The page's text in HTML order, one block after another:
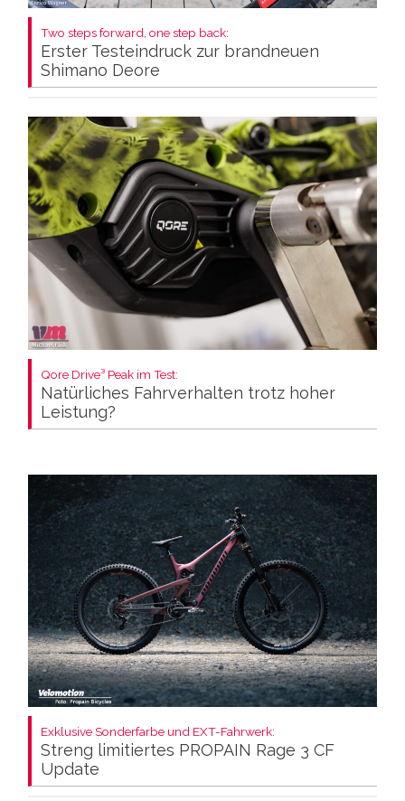
Two steps forward, one step back:
Erster Testeindruck zur brandneuen
Shimano Deore
Qore Drive³ Peak im Test:
Natürliches Fahrverhalten trotz hoher
Leistung?
Exklusive Sonderfarbe und EXT-Fahrwerk:
Streng limitiertes PROPAIN Rage 3 CF
Update